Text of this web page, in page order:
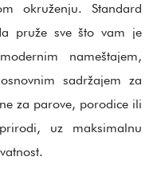
okruženju. Standard
pruže sve što vam je
nameštajem,
sadržajem za
za parove, porodice ili
uz maksimalnu